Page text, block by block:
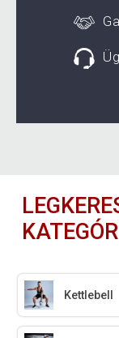
Kettlebell